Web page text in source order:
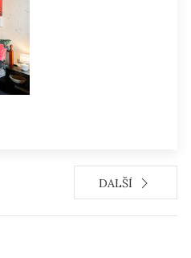
DALŠÍ